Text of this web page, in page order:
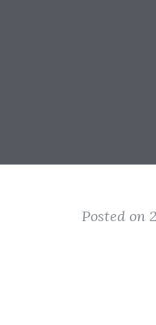
Posted on